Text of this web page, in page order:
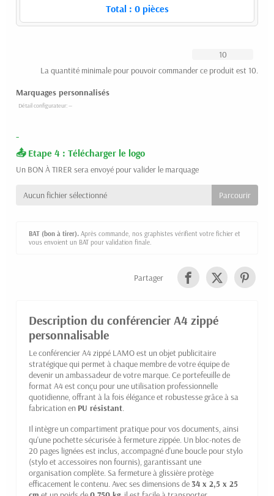
Total : 0pièces
La quantité minimale pour pouvoir commander ce produit est 10.
Marquages personnalisés
-
Etape 4 : Télécharger le logo
Un BON À TIRER sera envoyé pour valider le marquage
Aucun fichier sélectionné
BAT (bon à tirer). Après commande, nos graphistes vérifient votre fichier et
vous envoient un BAT pour validation finale.
Partager
Description du conférencier A4 zippé
personnalisable
Le conférencier A4 zippé LAMO est un objet publicitaire
stratégique qui permet à chaque membre de votre équipe de
devenir un ambassadeur de votre marque. Ce portefeuille de
format A4 est conçu pour une utilisation professionnelle
quotidienne, offrant à la fois élégance et robustesse grâce à sa
fabrication en PU résistant.
Il intègre un compartiment pratique pour vos documents, ainsi
qu'une pochette sécurisée à fermeture zippée. Un bloc-notes de
20 pages lignées est inclus, accompagné d'une boucle pour stylo
(stylo et accessoires non fournis), garantissant une
organisation complète. Sa fermeture à glissière protège
efficacement le contenu. Avec ses dimensions de34 x 2,5 x 25